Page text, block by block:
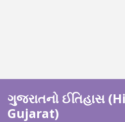
ગુજરાતનો ઈતિહાસ
Gujarat)